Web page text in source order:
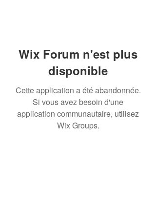
Wix Forum n'est plus
disponible
Cette application a été abandonnée.
Si vous avez besoin d'une
application communautaire, utilisez
Wix Groups.